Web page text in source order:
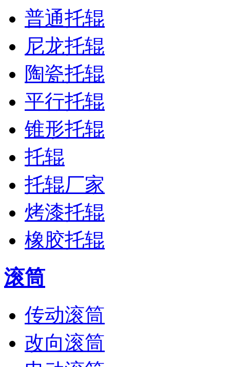
普通托辊
尼龙托辊
陶瓷托辊
平行托辊
锥形托辊
托辊
托辊厂家
烤漆托辊
橡胶托辊
滚筒
传动滚筒
改向滚筒